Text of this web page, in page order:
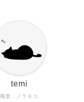
職業：ノラネコ
temi